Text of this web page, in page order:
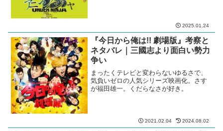
2025.01.24
『今日から俺は!! 劇場版』考察と
ネタバレ｜三國志より面白い勢力
争い
まったくテレビと変わらないゆるさで、
気負いゼロの人気シリーズ映画化。さす
が福田雄一。くだらなさが好き。
2021.02.04 2024.08.02